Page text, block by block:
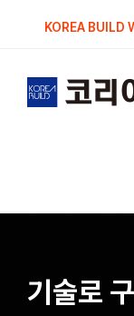
KOREA BUILD
기술로